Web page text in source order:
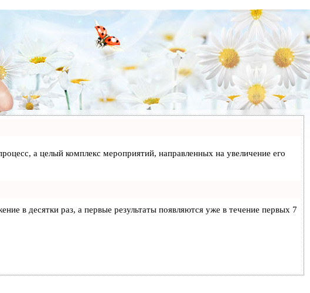
а целый комплекс мероприятий, направленных на увеличение его
в десятки раз, а первые результаты появляются уже в течение первых 7